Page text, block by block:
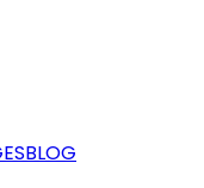
BLOG